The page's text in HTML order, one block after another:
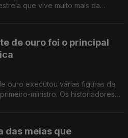
que vive muito mais da
de ouro foi o principal
ouro executou várias figuras da
ministro. Os historiadores
das meias que